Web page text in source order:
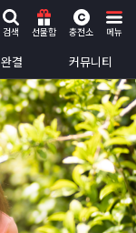
검색 선물함 충전소 메뉴
완결 커뮤니티